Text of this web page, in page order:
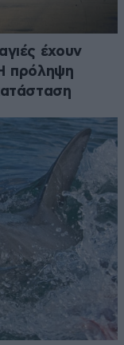
έχουν
πρόληψη